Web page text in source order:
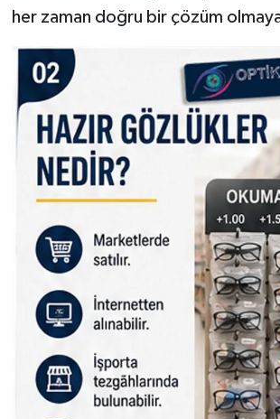
her zaman doğru bir çözüm